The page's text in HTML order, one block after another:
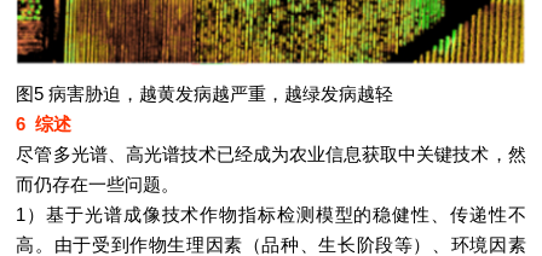
图5 病害胁迫，越黄发病越严重，越绿发病越轻
6 综述
尽管多光谱、高光谱技术已经成为农业信息获取中关键技术，然
而仍存在一些问题。
1）基于光谱成像技术作物指标检测模型的稳健性、传递性不
高。由于受到作物生理因素（品种、生长阶段等）、环境因素